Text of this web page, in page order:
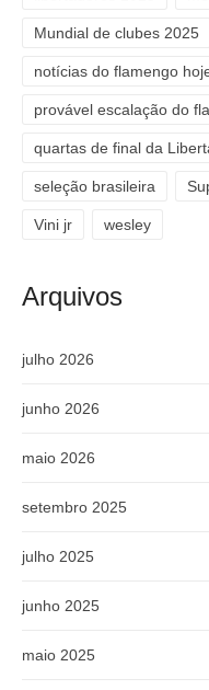
Mundial de clubes 2025
notícias do flamengo
provável escalação do
quartas de final da
seleção brasileira
Vini jr wesley
Arquivos
julho 2026
junho 2026
maio 2026
setembro 2025
julho 2025
junho 2025
maio 2025